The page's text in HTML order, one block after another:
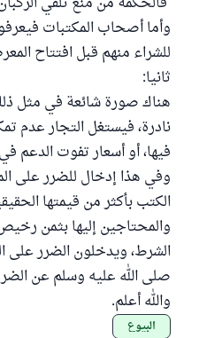
وأما أصحاب المكتبات
للشراء منهم قبل افتتاح
ثانيا:
هناك صورة شائعة في مثل
نادرة، فيستغل التجار عدم
فيها، أو أسعار تفوت الدعم
وفي هذا إدخال للضرر على
الكتب بأكثر من قيمتها
والمحتاجين إليها بثمن
الشرط، ويدخلون الضرر على
صلى الله عليه وسلم عن
والله أعلم.
البيوع